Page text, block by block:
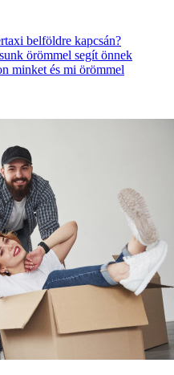
belföldre kapcsán?
örömmel segít önnek
minket és mi örömmel